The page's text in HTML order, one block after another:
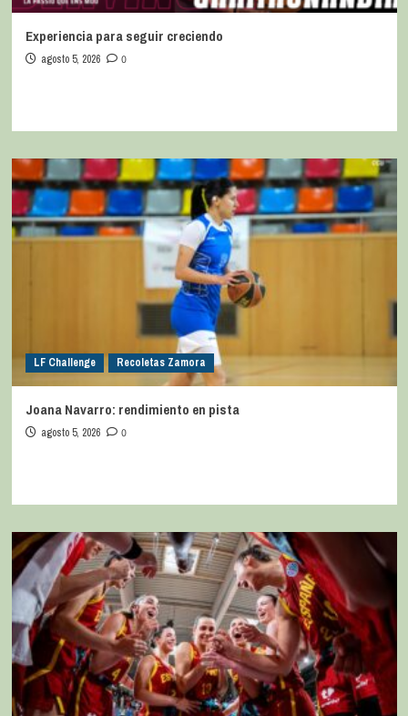
Experiencia para seguir creciendo
agosto 5, 2026 0
LF Challenge Recoletas Zamora
Joana Navarro: rendimiento en pista
agosto 5, 2026 0